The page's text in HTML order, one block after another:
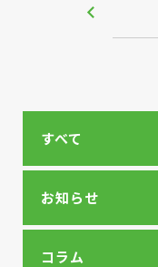
すべて
お知らせ
コラム